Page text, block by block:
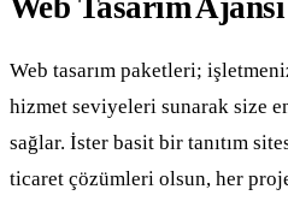
Web tasarım paketleri;
hizmet seviyeleri sunarak size
sağlar. İster basit bir tanıtım
ticaret çözümleri olsun, her